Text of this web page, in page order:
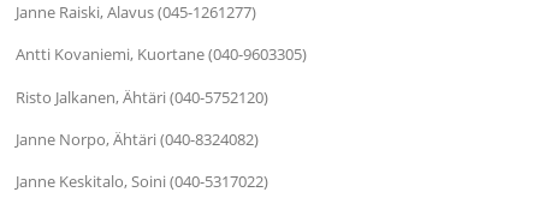
Janne Raiski, Alavus (045-1261277)
Antti Kovaniemi, Kuortane (040-9603305)
Risto Jalkanen, Ähtäri (040-5752120)
Janne Norpo, Ähtäri (040-8324082)
Janne Keskitalo, Soini (040-5317022)